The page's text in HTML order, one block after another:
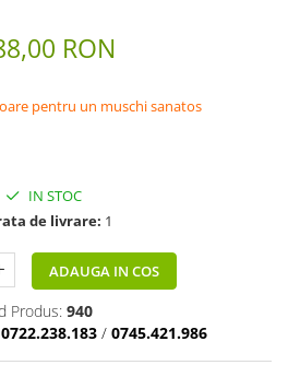
RON
pentru un muschi sanatos
IN STOC
de livrare: 1
ADAUGA IN COS
Produs: 940
0722.238.183 / 0745.421.986